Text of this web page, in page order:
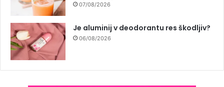
07/08/2026
Je aluminij v deodorantu res škodljiv?
06/08/2026